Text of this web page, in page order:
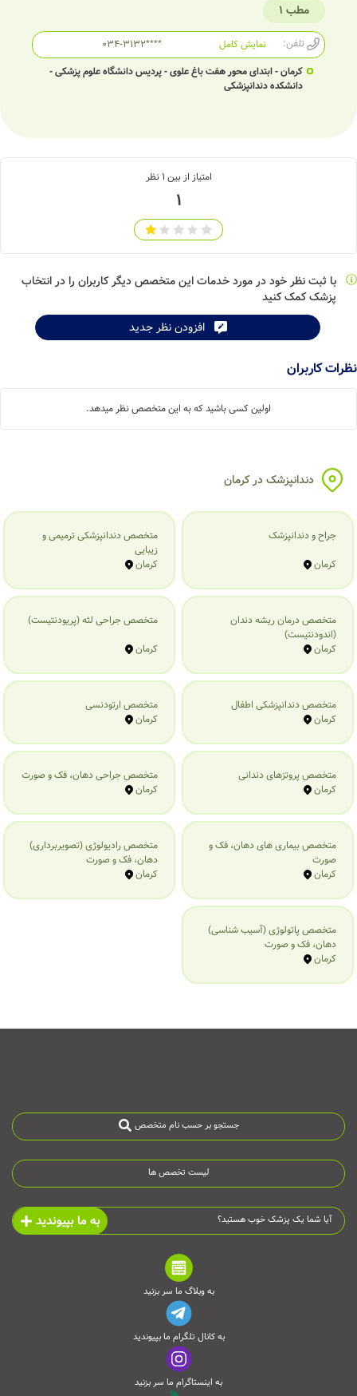
مطب 1
تلفن: 034-3132****
نمایش کامل
کرمان - ابتدای محور هفت باغ علوی - پردیس دانشگاه علوم پزشکی -
دانشکده دندانپزشکی
امتیاز از بین 1 نظر
1
با ثبت نظر خود در مورد خدمات این متخصص دیگر کاربران را در انتخاب
پزشک کمک کنید
افزودن نظر جدید
نظرات کاربران
اولین کسی باشید که به این متخصص نظر میدهد.
دندانپزشک در کرمان
جراح و دندانپزشک
کرمان
متخصص دندانپزشکی ترمیمی و
زیبایی
کرمان
متخصص درمان ریشه دندان
(اندودنتیست)
کرمان
متخصص جراحی لثه (پریودنتیست)
کرمان
متخصص دندانپزشکی اطفال
کرمان
متخصص ارتودنسی
کرمان
متخصص پروتزهای دندانی
کرمان
متخصص جراحی دهان، فک و صورت
کرمان
متخصص بیماری‌ های دهان، فک و
صورت
کرمان
متخصص رادیولوژی (تصویربرداری)
دهان، فک و صورت
کرمان
متخصص پاتولوژی (آسیب شناسی)
دهان، فک و صورت
کرمان
جستجو بر حسب نام متخصص
لیست تخصص ها
آیا شما یک پزشک خوب هستید؟ به ما بپیوندید
به وبلاگ ما سر بزنید
به کانال تلگرام ما بپیوندید
به اینستاگرام ما سر بزنید